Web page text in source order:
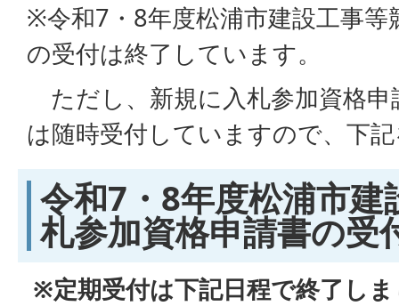
※令和7・8年度松浦市建設工事等
の受付は終了しています。
ただし、新規に入札参加資格
は随時受付していますので、下
令和7・8年度松浦市建
札参加資格申請書の受
※定期受付は下記日程で終了し